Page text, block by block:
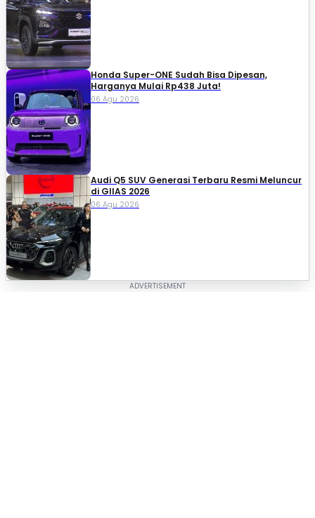
Honda Super-ONE Sudah Bisa Dipesan,
Harganya Mulai Rp438 Juta!
06 Agu 2026
Audi Q5 SUV Generasi Terbaru Resmi Meluncur
di GIIAS 2026
06 Agu 2026